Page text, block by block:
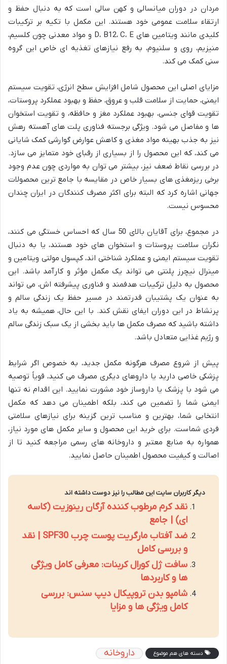
مردان در دوران میانسالی و کهن سالی است که به دنبال حفظ و
ارتقاء سلامت عمومی خود هستند. این مکمل با تکیه بر ترکیبات
کلیدی مانند ویتامین های D، B12، C، E و مواد معدنی چون کلسیم،
منیزیم، روی و سلنیوم، به رفع نیازهای تغذیه ای خاص این گروه
سنی کمک می کند.
مزایای اصلی این محصول شامل افزایش سطح انرژی، تقویت سیستم
ایمنی، حمایت از سلامت قلب و عروق، حفظ و بهبود عملکرد پروستات،
تقویت قوای جنسی، بهبود عملکرد مغز و حافظه، و تقویت استخوان
ها و مفاصل می شود. ویژگی برجسته فناوری پلت های آهسته رهش
نیز به جذب بهینه مواد مغذی و کاهش عوارض گوارشی کمک شایانی
می کند، که این محصول را از بسیاری از رقبای خود متمایز می سازد.
در بررسی نقاط ضعف نیز، بیشتر می توان به مواردی چون عدم وجود
برخی ریزمغذی های بسیار خاص در مقایسه با جامع ترین محصولات
جهانی اشاره کرد که البته برای اکثر مصرف کنندگان در ایران چندان
محسوس نیست.
در مجموع، برای آقایان بالای 50 سال که احساس خستگی می کنند،
نگران سلامت پروستات و استخوان های خود هستند، یا به دنبال
تقویت سیستم ایمنی و عملکرد شناختی اند، کپسول مولتی ویتامین و
مینرال نیچرز پلنتی می تواند یک مکمل مؤثر و کارآمد باشد. این
محصول به دلیل ترکیبات هدفمند و فناوری پیشرفته اش، می تواند
به عنوان یک پشتیبان قدرتمند در مسیر حفظ یک زندگی سالم و
پرنشاط در این دوران ایفای نقش کند. با این حال، همیشه به یاد
داشته باشید که مصرف مکمل ها باید بخشی از یک سبک زندگی سالم
و رژیم غذایی متعادل باشد.
پیش از شروع مصرف هرگونه مکمل جدید، به خصوص اگر شرایط
پزشکی خاصی دارید یا داروهای دیگری مصرف می کنید، قویاً توصیه
می شود با پزشک یا داروساز خود مشورت نمایید. این اقدام نه تنها
ایمنی شما را تضمین می کند، بلکه اطمینان می دهد که مکمل
انتخابی شما، بهترین و مناسب ترین گزینه برای نیازهای سلامتی
فردی شماست. برای خرید این محصول و سایر مکمل های مورد نیاز،
همواره به منابع معتبر و داروخانه های رسمی مراجعه کنید تا از
اصالت و کیفیت محصول اطمینان حاصل نمایید.
دیگر کاربران سایت این مطالب را نیز دوست داشته اند
نقد کرم مرطوب کننده آرگان رینوزیت (کاسه
ای) | جامع
ضد آفتاب مارگریت پوست چرب SPF30 | نقد
و بررسی کامل
سافت ژل کورال کربنات: معرفی کامل ویژگی
ها و کاربردها
شامپو بدن تروپیکال دیپ سنس: بررسی
کامل ویژگی ها و مزایا
دسته های هم موضوع داروخانه